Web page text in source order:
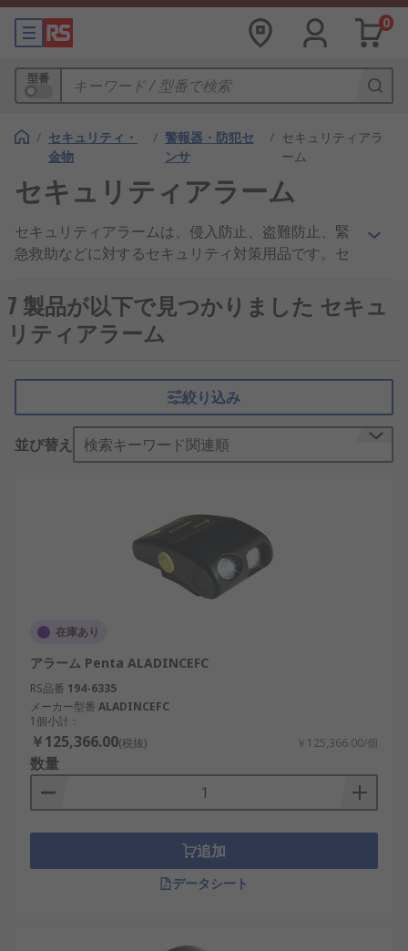
0
型番
/ セキュリティ・
金物
/ 警報器・防犯セ
ンサ
/ セキュリティアラ
ーム
セキュリティアラーム
セキュリティアラームは、侵入防止、盗難防止、緊
急救助などに対するセキュリティ対策用品です。セ
の警報システムに最適です。アラームは侵入口を保
護し、非常口のドアや窓と連動させることができ、
開いた時に作動して、他の人に侵入されたことを知
業の安全対策として、予め設定された時間が経過し
ても作業員に動きの無い時に起動するタイプがあり
ます。セキュリティアラームは簡単に設置でき、電
池駆動または主電源に接続して使用します。
アラームシステムは、動体検知センサとサイレンで
構成されています。一部のセキュリティアラーム
は、表示灯や制御パネルも搭載しています。異常な
動きを検知するとアラーム音が鳴ります。また、緊
りできるタイプもあります。
種類：
住宅用警報器
商業用防犯アラーム
ドア・窓用アラーム
パーソナルアラーム
7 製品が以下で見つかりました セキュ
リティアラーム
絞り込み
並び替え 検索キーワード関連順
在庫あり
アラーム Penta ALADINCEFC
RS品番 194-6335
メーカー型番 ALADINCEFC
1個小計：
￥125,366.00(税抜) ￥125,366.00/個
数量
追加
データシート